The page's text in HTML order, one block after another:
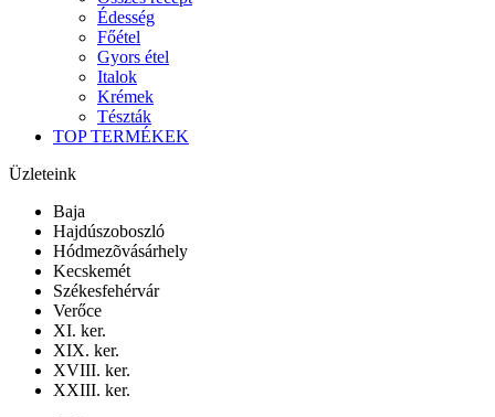
Édesség
Főétel
Gyors étel
Italok
Krémek
Tészták
TOP TERMÉKEK
Üzleteink
Baja
Hajdúszoboszló
Hódmezõvásárhely
Kecskemét
Székesfehérvár
Verőce
XI. ker.
XIX. ker.
XVIII. ker.
XXIII. ker.